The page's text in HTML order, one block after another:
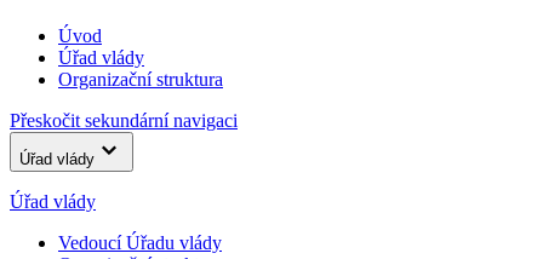
Úvod
Úřad vlády
Organizační struktura
Přeskočit sekundární navigaci
Úřad vlády
Úřad vlády
Vedoucí Úřadu vlády